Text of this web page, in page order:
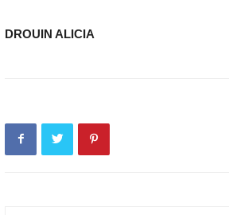
DROUIN ALICIA